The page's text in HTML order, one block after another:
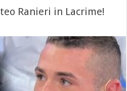
Ranieri in Lacrime!